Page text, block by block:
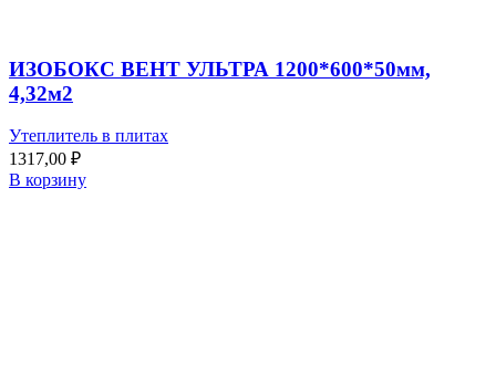
ИЗОБОКС ВЕНТ УЛЬТРА 1200*600*50мм,
4,32м2
Утеплитель в плитах
1317,00 ₽
В корзину